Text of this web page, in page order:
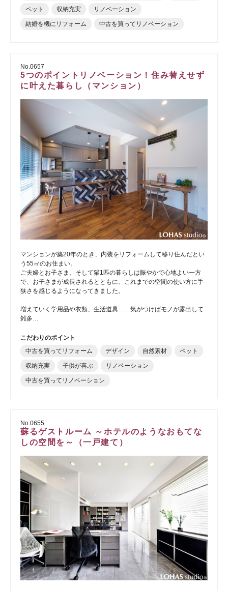
ペット 収納充実 リノベーション
結婚を機にリフォーム 中古を買ってリノベーション
No.0657
5つのポイントリノベーション！住み替えせず
に叶えた暮らし（マンション）
マンションが築20年のとき、内装をリフォームして移り住んだとい
う55㎡のお住まい。
ご夫婦とお子さま、そして猫1匹の暮らしは賑やかで心地よい一方
で、お子さまが成長されるとともに、これまでの空間の使い方に手
狭さを感じるようになってきました。
増えていく学用品や衣類、生活道具……気がつけばモノが露出して
雑多…
こだわりのポイント
中古を買ってリフォーム
デザイン 自然素材 ペット
収納充実 子供が喜ぶ リノベーション
中古を買ってリノベーション
No.0655
蘇るゲストルーム ～ホテルのようなおもてな
しの空間を～（一戸建て）